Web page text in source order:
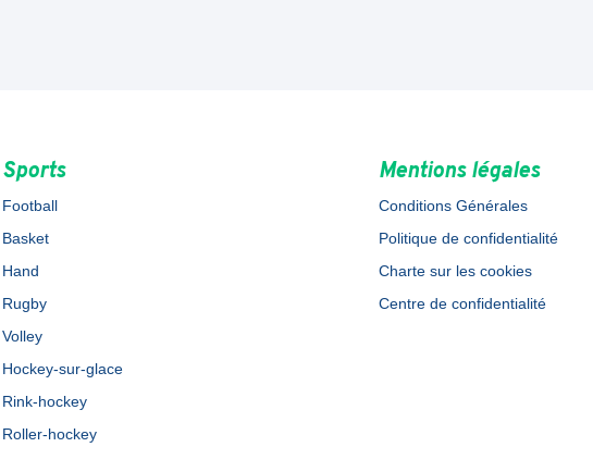
Sports
Football
Basket
Hand
Rugby
Volley
Hockey-sur-glace
Rink-hockey
Roller-hockey
Mentions légales
Conditions Générales
Politique de confidentialité
Charte sur les cookies
Centre de confidentialité